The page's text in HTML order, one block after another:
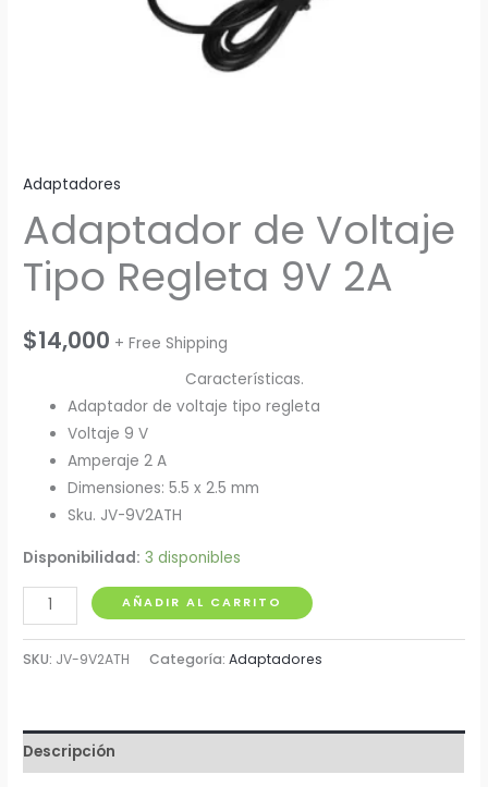
Adaptadores
Adaptador de Voltaje
Tipo Regleta 9V 2A
$14,000 + Free Shipping
Características.
Adaptador de voltaje tipo regleta
Voltaje 9 V
Amperaje 2 A
Dimensiones: 5.5 x 2.5 mm
Sku. JV-9V2ATH
Disponibilidad: 3 disponibles
Adaptador
de
Voltaje
9V
2A
AÑADIR AL CARRITO
SKU: JV-9V2ATH Categoría:Adaptadores
Descripción